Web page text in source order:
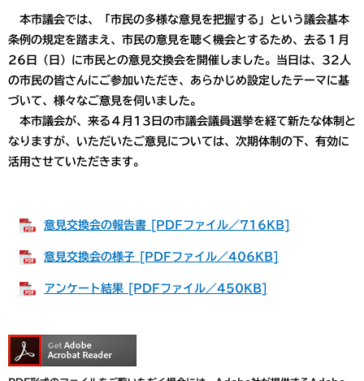
本市議会では、「市民の多様な意見を把握する」という議会基本
条例の規定を踏まえ、市民の意見を聴く機会とするため、去る１月
26日（日）に市民との意見交換会を開催しました。当日は、32人
の市民の皆さんにご参加いただき、あらかじめ設定したテーマに基
づいて、様々なご意見を伺いました。
本市議会が、来る４月13日の市議会議員選挙を経て新たな体制と
なりますが、いただいたご意見については、次期体制の下、有効に
活用させていただきます。
意見交換会の報告書 [PDFファイル／716KB]
意見交換会の様子 [PDFファイル／406KB]
アンケート結果 [PDFファイル／450KB]